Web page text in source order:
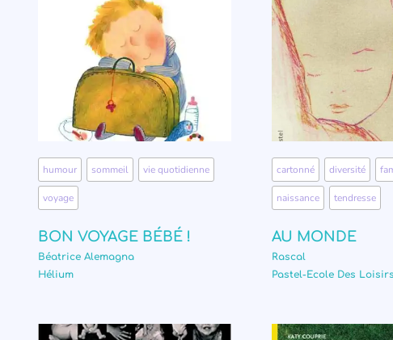
humour sommeil vie quotidienne
voyage
BON VOYAGE BÉBÉ !
Béatrice Alemagna
Hélium
cartonné diversité
naissance tendresse
AU MONDE
Rascal
Pastel-Ecole Des Loisirs